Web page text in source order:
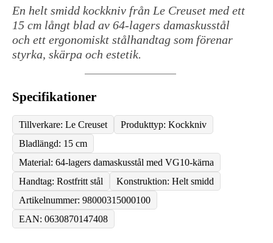
En helt smidd kockkniv från Le Creuset med ett
15 cm långt blad av 64-lagers damaskusstål
och ett ergonomiskt stålhandtag som förenar
styrka, skärpa och estetik.
Specifikationer
Tillverkare: Le Creuset
Produkttyp: Kockkniv
Bladlängd: 15 cm
Material: 64-lagers damaskusstål med VG10-kärna
Handtag: Rostfritt stål
Konstruktion: Helt smidd
Artikelnummer: 98000315000100
EAN: 0630870147408